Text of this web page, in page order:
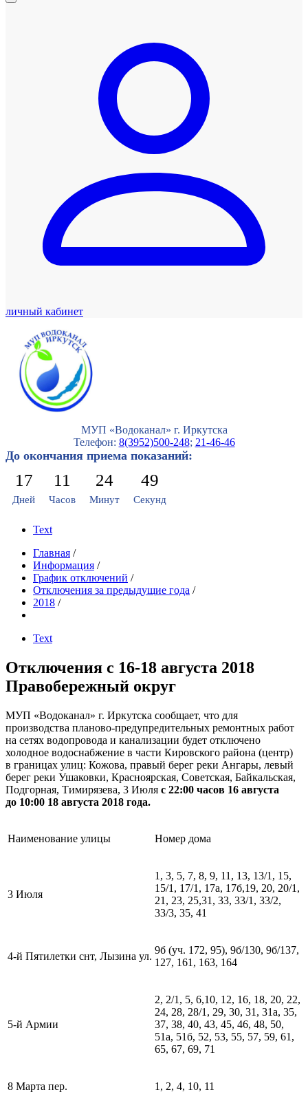
личный кабинет
МУП «Водоканал» г. Иркутска
Телефон: 8(3952)500-248; 21-46-46
До окончания приема показаний:
17
Дней
11
Часов
24
Минут
48
Секунд
Text
Главная /
Информация /
График отключений /
Отключения за предыдущие года /
2018 /
Text
Отключения с 16-18 августа 2018
Правобережный округ
МУП «Водоканал» г. Иркутска сообщает, что для
производства планово-предупредительных ремонтных работ
на сетях водопровода и канализации будет отключено
холодное водоснабжение в части Кировского района (центр)
в границах улиц: Кожова, правый берег реки Ангары, левый
берег реки Ушаковки, Красноярская, Советская, Байкальская,
Подгорная, Тимирязева, 3 Июля с 22:00 часов 16 августа
до 10:00 18 августа 2018 года.
Наименование улицы Номер дома
3 Июля
1, 3, 5, 7, 8, 9, 11, 13, 13/1, 15,
15/1, 17/1, 17а, 17б,19, 20, 20/1,
21, 23, 25,31, 33, 33/1, 33/2,
33/3, 35, 41
4-й Пятилетки снт, Лызина ул.
9б (уч. 172, 95), 9б/130, 9б/137,
127, 161, 163, 164
5-й Армии
2, 2/1, 5, 6,10, 12, 16, 18, 20, 22,
24, 28, 28/1, 29, 30, 31, 31а, 35,
37, 38, 40, 43, 45, 46, 48, 50,
51а, 51б, 52, 53, 55, 57, 59, 61,
65, 67, 69, 71
8 Марта пер. 1, 2, 4, 10, 11